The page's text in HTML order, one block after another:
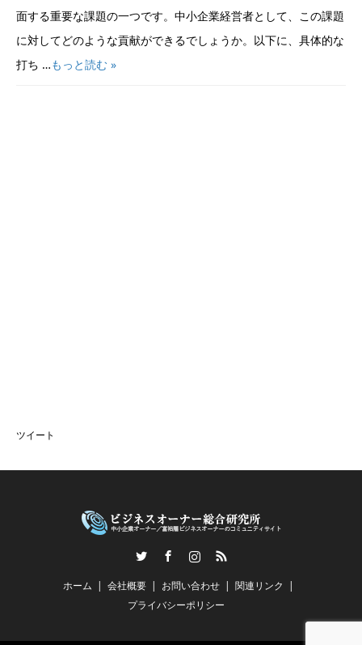
面する重要な課題の一つです。中小企業経営者として、この課題
に対してどのような貢献ができるでしょうか。以下に、具体的な
打ち …もっと読む »
ツイート
InstagramRSS
ホーム 会社概要 お問い合わせ
関連リンク
プライバシーポリシー